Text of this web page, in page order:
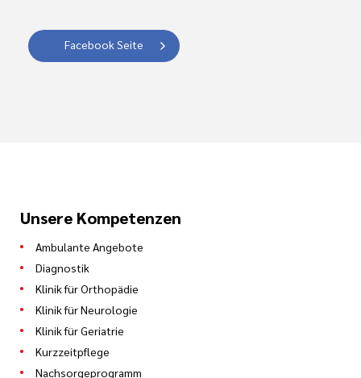
Facebook Seite
Unsere Kompetenzen
Ambulante Angebote
Diagnostik
Klinik für Orthopädie
Klinik für Neurologie
Klinik für Geriatrie
Kurzzeitpflege
Nachsorgeprogramm